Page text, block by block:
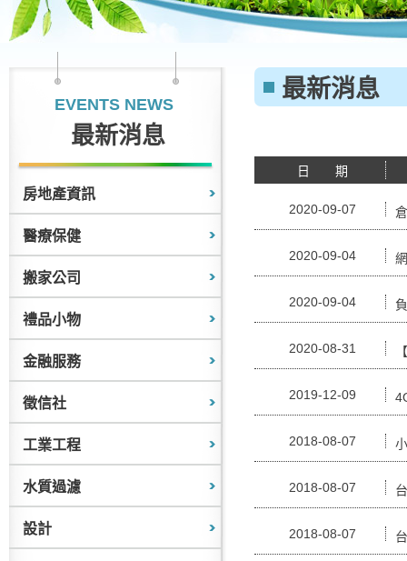
EVENTS NEWS
最新消息
房地產資訊
醫療保健
搬家公司
禮品小物
金融服務
徵信社
工業工程
水質過濾
設計
最新消息
日 期
2020-09-07
2020-09-04
2020-09-04
2020-08-31
2019-12-09
2018-08-07
2018-08-07
2018-08-07